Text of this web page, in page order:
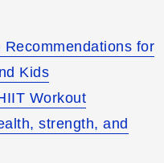
for
Kids
Workout
strength, and